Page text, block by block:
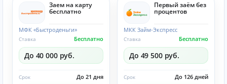
Заем на карту
бесплатно
МФК «Быстроденьги»
Бесплатно
Ставка
До 40 000 руб.
До 21 дня
Срок
Первый заём без
процентов
МКК Займ-Экспресс
Бесплатно
Ставка
До 49 500 руб.
До 126 дней
Срок